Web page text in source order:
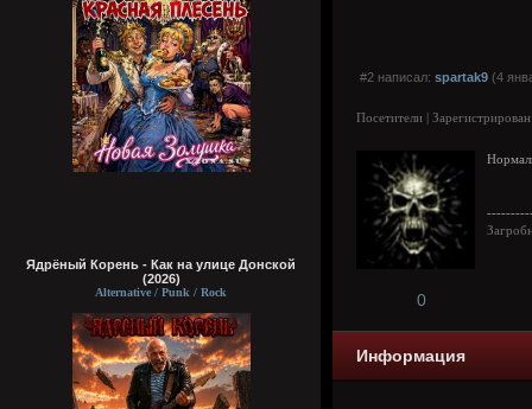
Ядрёный Корень - Как на улице Донской
(2026)
Alternative / Punk / Rock
#2 написал: spartak9 (4
Посетители |
0
Информация